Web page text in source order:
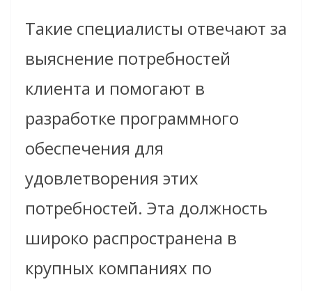
Такие специалисты отвечают за
выяснение потребностей
клиента и помогают в
разработке программного
обеспечения для
удовлетворения этих
потребностей. Эта должность
широко распространена в
крупных компаниях по